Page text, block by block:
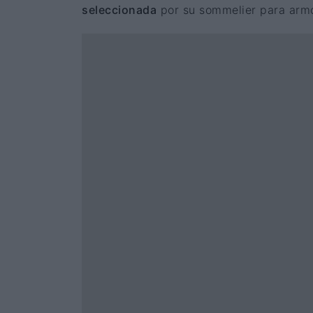
seleccionada por su sommelier para